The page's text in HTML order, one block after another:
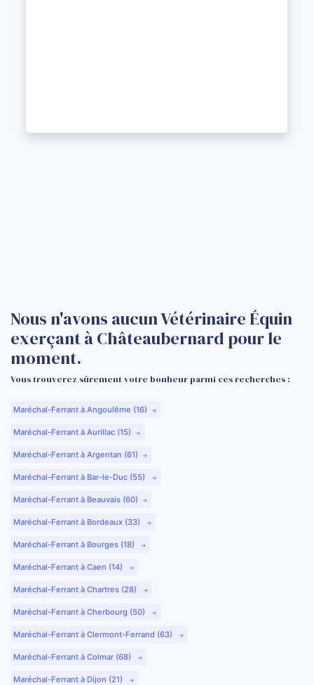
Nous n'avons aucun Vétérinaire Équin
exerçant à Châteaubernard pour le
moment.
Vous trouverez sûrement votre bonheur parmi ces recherches :
Maréchal-Ferrant à Angoulême (16)
Maréchal-Ferrant à Aurillac (15)
Maréchal-Ferrant à Argentan (61)
Maréchal-Ferrant à Bar-le-Duc (55)
Maréchal-Ferrant à Beauvais (60)
Maréchal-Ferrant à Bordeaux (33)
Maréchal-Ferrant à Bourges (18)
Maréchal-Ferrant à Caen (14)
Maréchal-Ferrant à Chartres (28)
Maréchal-Ferrant à Cherbourg (50)
Maréchal-Ferrant à Clermont-Ferrand (63)
Maréchal-Ferrant à Colmar (68)
Maréchal-Ferrant à Dijon (21)